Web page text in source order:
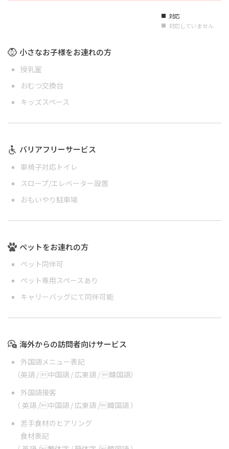
■ 対応
■ 対応していません
小さなお子様をお連れの方
授乳室
おむつ交換台
キッズスペース
バリアフリーサービス
車椅子対応トイレ
スロープ/エレベーター設置
おもいやり駐車場
ペットをお連れの方
ペット同伴可
ペット専用スペースあり
キャリーバッグにて同伴可能
海外からの訪問者向けサービス
外国語メニュー表記
（英語 /中国語 / 広東語 /韓国語）
外国語接客
（ 英語 /中国語 / 広東語 /韓国語 ）
苦手食材のヒアリング
食材表記